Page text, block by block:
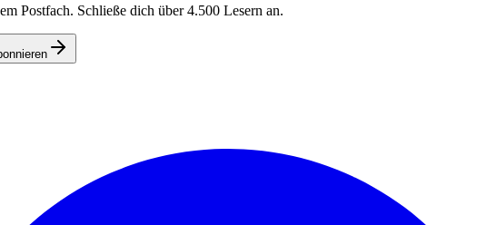
Postfach. Schließe dich über4.500 Lesern an.